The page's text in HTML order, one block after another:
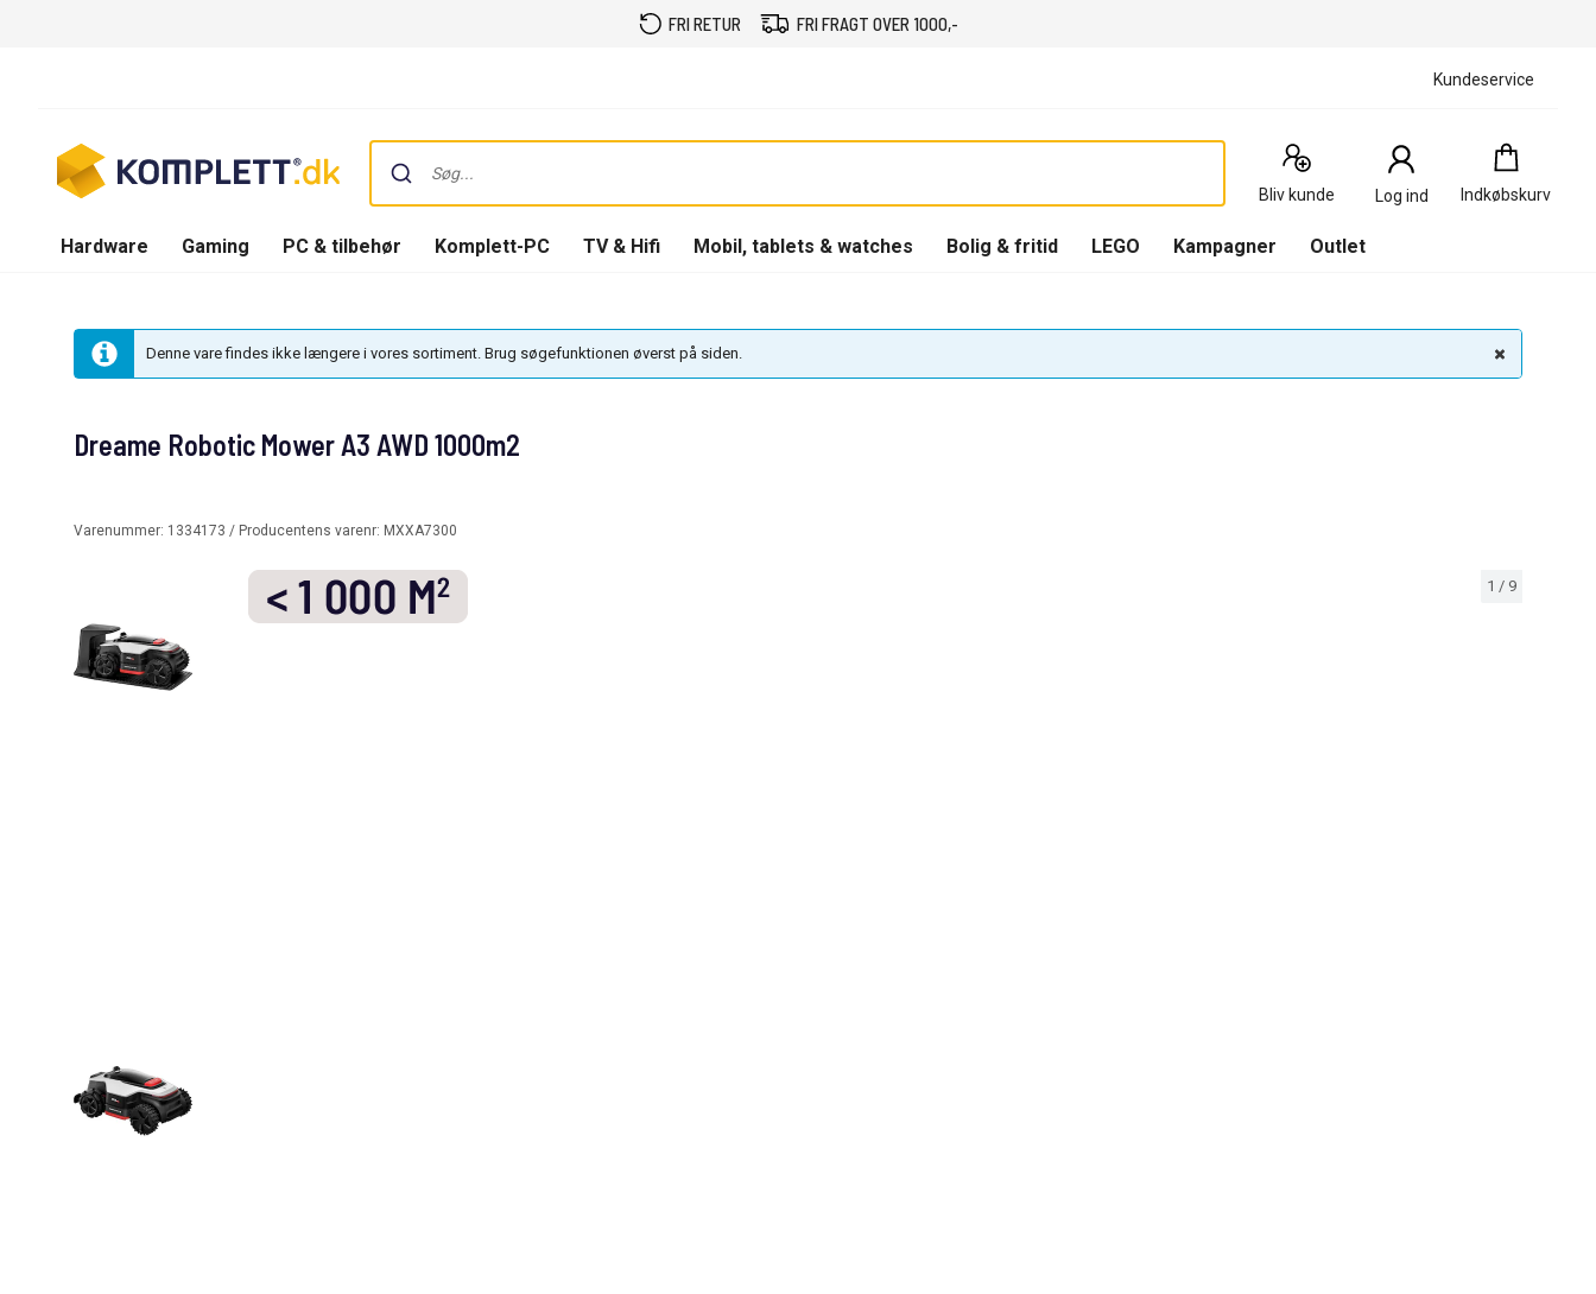
FRI RETUR FRI FRAGT OVER 1000,-
Kundeservice
Bliv kunde Log ind Indkøbskurv
Indkøbskurv
0
Produkter
Hardware Gaming PC & tilbehør Komplett-PC TV & Hifi Mobil, tablets & watches Bolig & fritid LEGO Kampagner Outlet
Denne vare findes ikke længere i vores sortiment. Brug søgefunktionen øverst på siden.
1 / 9
Dreame Robotic Mower A3 AWD 1000m2
Varenummer: 1334173 / Producentens varenr: MXXA7300